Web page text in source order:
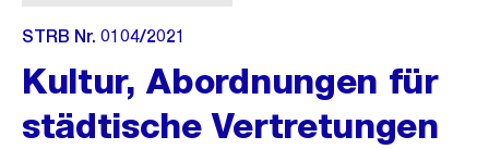
STRB Nr. 0104/2021
Kultur, Abordnungen für
städtische Vertretungen